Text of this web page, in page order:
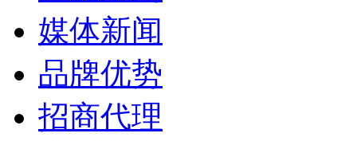
媒体新闻
品牌优势
招商代理